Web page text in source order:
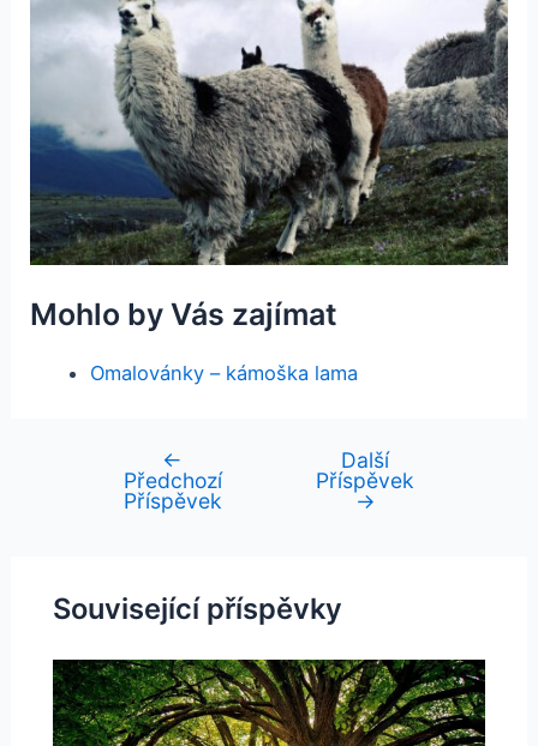
Mohlo by Vás zajímat
Omalovánky – kámoška lama
←
Předchozí
Příspěvek
Další
Příspěvek
→
Související příspěvky